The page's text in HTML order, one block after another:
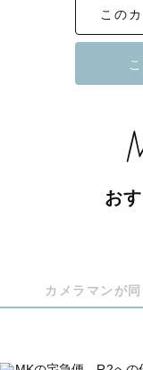
💎社内各種認定 全
💎アートニューボ
💛スチール＆ムー
🕊６歳娘と８歳の
・SONY／セブン
この
お
カメラマンが同